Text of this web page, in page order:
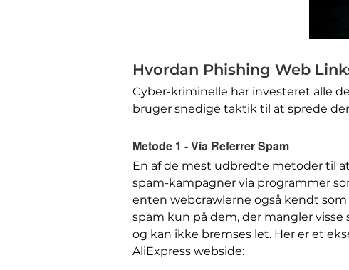
Hvordan Phishing Web
Cyber-kriminelle har investeret alle
bruger snedige taktik til at sprede
Metode 1 - Via Referrer Spam
En af de mest udbredte metoder til
spam-kampagner via programmer
enten webcrawlerne også kendt
spam kun på dem, der mangler
og kan ikke bremses let. Her er et
AliExpress webside: